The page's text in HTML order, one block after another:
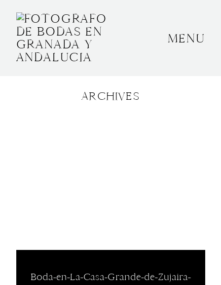
MENU
ARCHIVES
Boda-en-La-Casa-Grande-de-Zujaira-
BODAS